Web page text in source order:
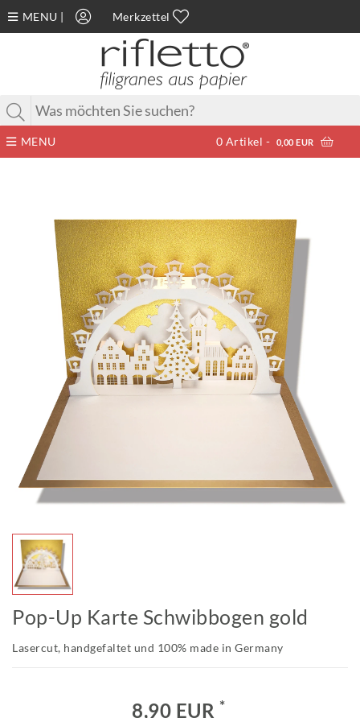
MENU Merkzettel
MENU 0 Artikel - 0,00 EUR
Pop-Up Karte Schwibbogen gold
Lasercut, handgefaltet und 100% made in Germany
8,90 EUR *